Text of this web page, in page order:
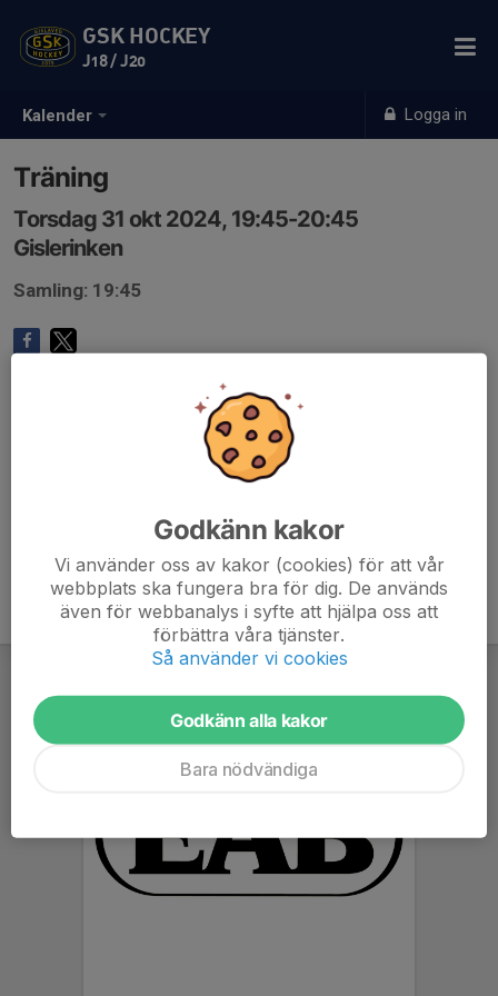
Kalender Logga in
GSK HOCKEY
J18 / J20
Träning
Torsdag 31 okt 2024, 19:45-20:45
Gislerinken
Samling: 19:45
Godkänn kakor
Vi använder oss av kakor (cookies) för att vår
webbplats ska fungera bra för dig. De används
även för webbanalys i syfte att hjälpa oss att
förbättra våra tjänster.
Så använder vi cookies
Godkänn alla kakor
Bara nödvändiga